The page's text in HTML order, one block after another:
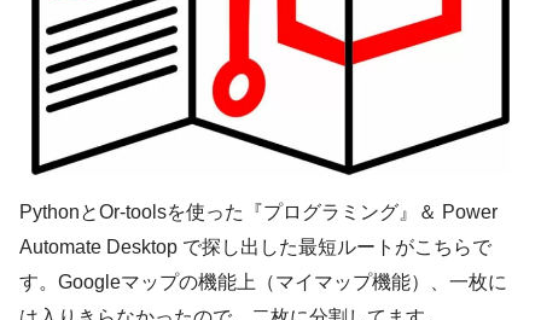
PythonとOr-toolsを使った『プログラミング』＆ Power
Automate Desktop で探し出した最短ルートがこちらで
す。Googleマップの機能上（マイマップ機能）、一枚に